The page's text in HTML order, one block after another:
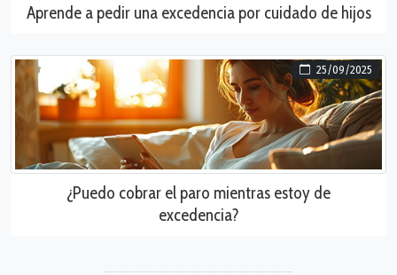
Aprende a pedir una excedencia por cuidado de hijos
25/09/2025
¿Puedo cobrar el paro mientras estoy de
excedencia?